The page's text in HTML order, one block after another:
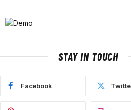
STAY IN TOUCH
Facebook